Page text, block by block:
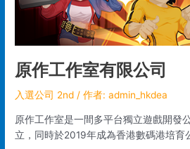
原作工作室有限公司
入選公司 2nd / 作者:admin_hkdea
原作工作室是一間多平台獨立遊戲開發
立，同時於2019年成為香港數碼港培育